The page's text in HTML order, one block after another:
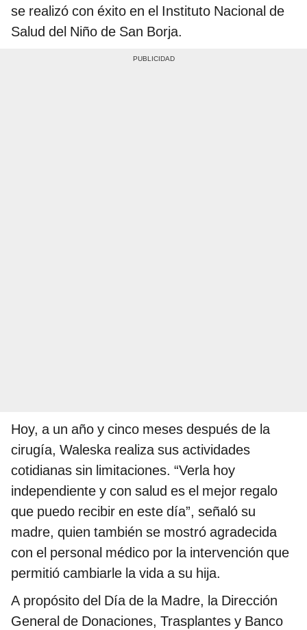
se realizó con éxito en el Instituto Nacional de
Salud del Niño de San Borja.
Hoy, a un año y cinco meses después de la
cirugía, Waleska realiza sus actividades
cotidianas sin limitaciones. “Verla hoy
independiente y con salud es el mejor regalo
que puedo recibir en este día”, señaló su
madre, quien también se mostró agradecida
con el personal médico por la intervención que
permitió cambiarle la vida a su hija.
A propósito del Día de la Madre, la Dirección
General de Donaciones, Trasplantes y Banco